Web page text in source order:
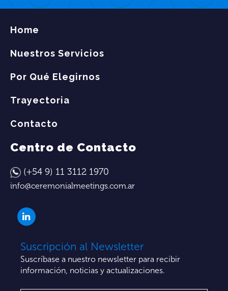
Home
Nuestros Servicios
Por Qué Elegirnos
Trayectoria
Contacto
Centro de Contacto
(+54 9) 11 3112 1970
info@ceremonialmeetings.com.ar
Suscripción al Newsletter
Suscríbase a nuestro newsletter para recibir
información, noticias y actualizaciones.